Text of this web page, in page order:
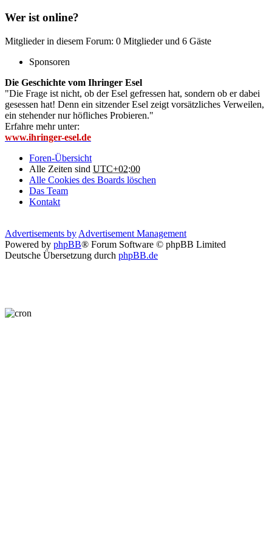
Wer ist online?
Mitglieder in diesem Forum: 0 Mitglieder und 6 Gäste
Sponsoren
Die Geschichte vom Ihringer Esel
"Die Frage ist nicht, ob der Esel gefressen hat, sondern ob er dabei
gesessen hat! Denn ein sitzender Esel zeigt vorsätzliches Verweilen,
ein stehender nur höfliches Probieren."
Erfahre mehr unter:
www.ihringer-esel.de
Foren-Übersicht
Alle Zeiten sind UTC+02:00
Alle Cookies des Boards löschen
Das Team
Kontakt
Advertisements by Advertisement Management
Powered by phpBB® Forum Software © phpBB Limited
Deutsche Übersetzung durch phpBB.de